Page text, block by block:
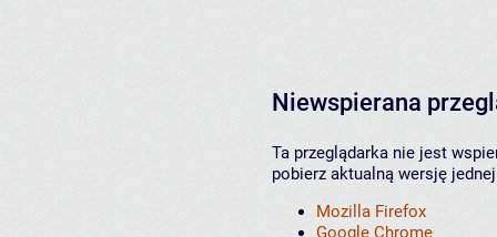
Niewspierana
Ta przeglądarka nie jest
pobierz aktualną wersję
Mozilla Firefox
Google Chrome